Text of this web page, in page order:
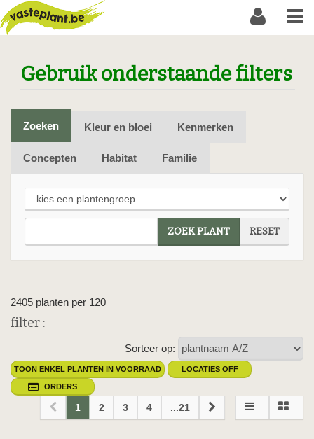
Gebruik onderstaande filters
Zoeken Kleur en bloei Kenmerken
Concepten Habitat Familie
ZOEK PLANT RESET
2405 planten per 120
filter :
Sorteer op:
TOON ENKEL PLANTEN IN VOORRAAD LOCATIES OFF
ORDERS
1 2 3 4 ...21